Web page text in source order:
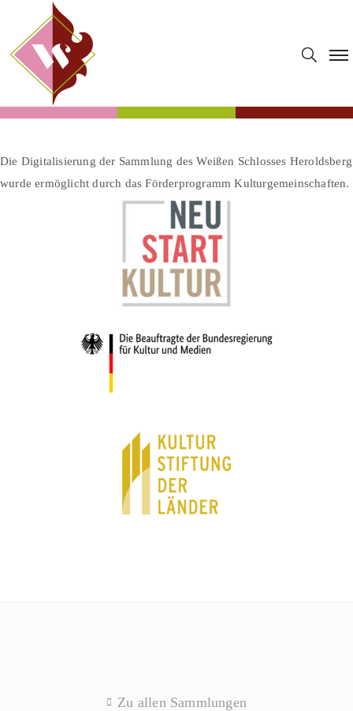
Die Digitalisierung der Sammlung des Weißen Schlosses Heroldsberg
wurde ermöglicht durch das Förderprogramm Kulturgemeinschaften.
Zu allen Sammlungen